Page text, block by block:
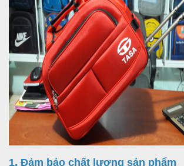
1. Đảm bảo chất lượng sản phẩm